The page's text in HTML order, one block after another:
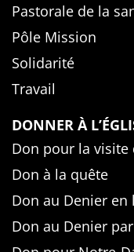
Pastorale de la
Pôle Mission
Solidarité
Travail
DONNER À
Don pour la visite
Don à la quête
Don au Denier en
Don au Denier